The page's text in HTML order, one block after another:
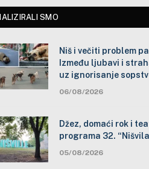
SMO
Niš i večiti problem
Između ljubavi i
uz ignorisanje
06/08/2026
Džez, domaći rok i
programa 32.
05/08/2026